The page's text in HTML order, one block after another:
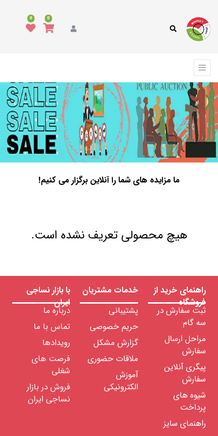
0
0
ما مزایده های شما را آنلاین برگزار می کنیم!
هیچ محصولی تعریف نشده است.
راهنمای خرید از
فروشگاه
ثبت سفارش در
سه گام
مراحل ارسال
سفارش
پیگری آنلاین
سفارش
شیوه های
پرداخت
راهنمای سایز
خدمات مشتریان
پشتیبانی
حریم خصوصی
گزارش مشکل
ملاقات حضوری
آموزش
الکترونیکی
با بازار نساجی
ایران
درباره ما
تماس با ما
رویدادها
فرصت های
شغلی
فروش در بازار
نساجی ایران